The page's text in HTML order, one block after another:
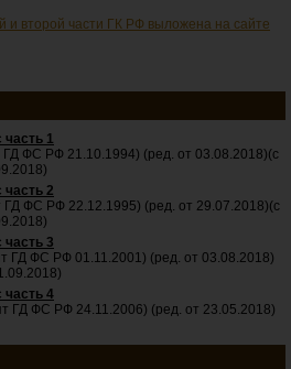
и второй части ГК РФ выложена на сайте
1
ФС РФ 21.10.1994) (ред. от 03.08.2018)(с
2
ФС РФ 22.12.1995) (ред. от 29.07.2018)(с
3
ГД ФС РФ 01.11.2001) (ред. от 03.08.2018)
часть 4
ГД ФС РФ 24.11.2006) (ред. от 23.05.2018)